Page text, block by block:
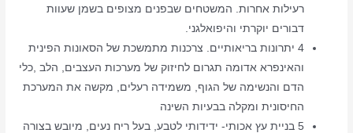
רעילות אחרות. המשטחים שבפנים מצופים בשמן שעוות
דבורים יוקרתי והיפואלגני.
4 יתרונות בריאותיים. צרכנות מתמשכת של הסאונות הפינית
והאינפרא אדומה תגרום לחיזוק של מערכות העצבים, הלב ,כלי
הדם והנשימה של הגוף, משמידה רעלים, מקשה את המערכת
החיסונית ומקלה בבעיות השינה
5 בניית עץ אכותי- ידידותי לטבע, בעל ריח נעים, מיובש בצורה